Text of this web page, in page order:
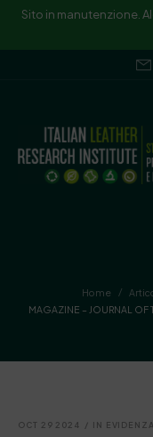
Sito in manutenzione.
Home /
MAGAZINE – JOURNAL OF
OCT 29 2024 / IN EVIDENZA